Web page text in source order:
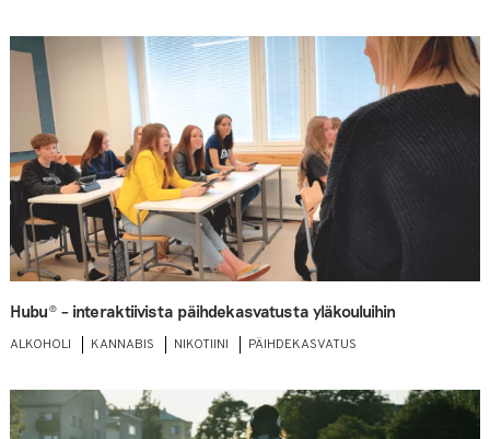
Hubu® – interaktiivista päihdekasvatusta yläkouluihin
ALKOHOLI KANNABIS NIKOTIINI PÄIHDEKASVATUS